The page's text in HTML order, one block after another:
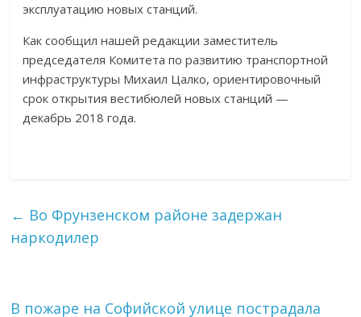
эксплуатацию новых станций.
Как сообщил нашей редакции заместитель
председателя Комитета по развитию транспортной
инфраструктуры Михаил Цалко, ориентировочный
срок открытия вестибюлей новых станций —
декабрь 2018 года.
← Во Фрунзенском районе задержан
наркодилер
В пожаре на Софийской улице пострадала